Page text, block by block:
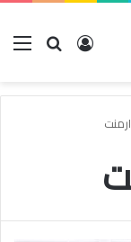
بحث عنتسجيل